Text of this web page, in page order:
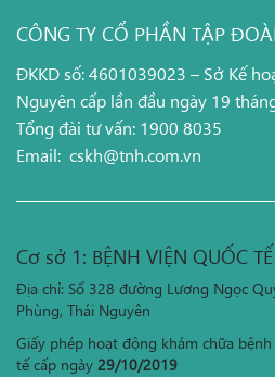
CÔNG TY CỔ PHẦN TẬP
ĐKKD số: 4601039023 – Sở Kế
Nguyên cấp lần đầu ngày 19
Tổng đài tư vấn: 1900 8035
Email: cskh@tnh.com.vn
Cơ sở 1: BỆNH VIỆN QUỐC
Địa chỉ: Số 328 đường Lương Ngọc
Phùng, Thái Nguyên
Giấy phép hoạt động khám chữa bệnh
tế cấp ngày 29/10/2019